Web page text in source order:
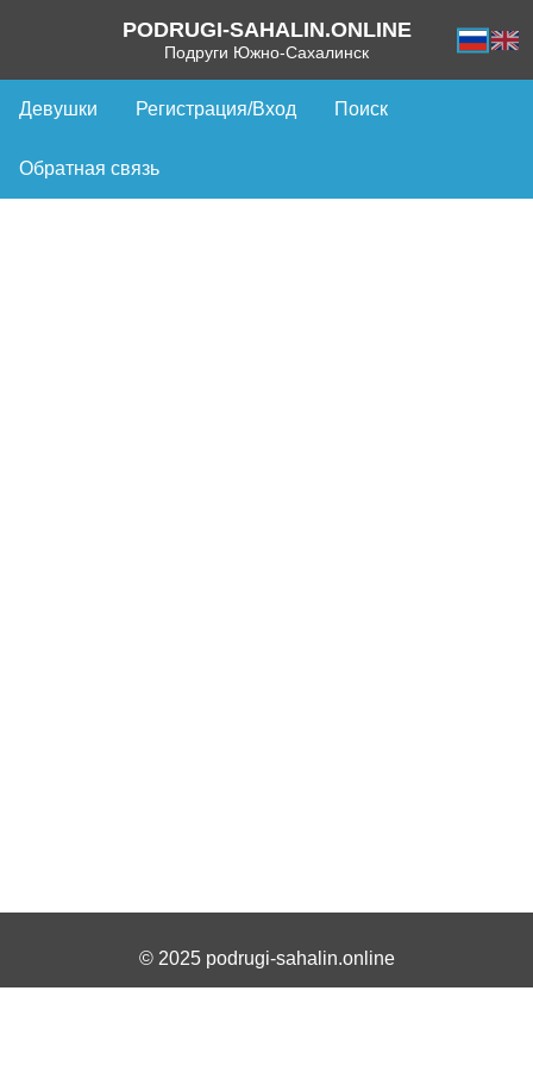
PODRUGI-SAHALIN.ONLINE
Подруги Южно-Сахалинск
Девушки Регистрация/Вход Поиск
Обратная связь
© 2025 podrugi-sahalin.online